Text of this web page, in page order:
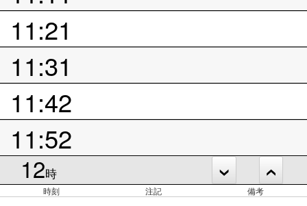
11:21
11:31
11:42
11:52
12時
時刻 注記 備考